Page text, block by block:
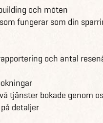
och möten
fungerar som din
och antal
tjänster bokade genom
detaljer